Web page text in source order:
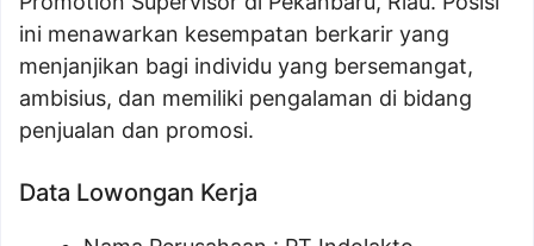
ini menawarkan kesempatan berkarir yang
menjanjikan bagi individu yang bersemangat,
ambisius, dan memiliki pengalaman di bidang
penjualan dan promosi.
Data Lowongan Kerja